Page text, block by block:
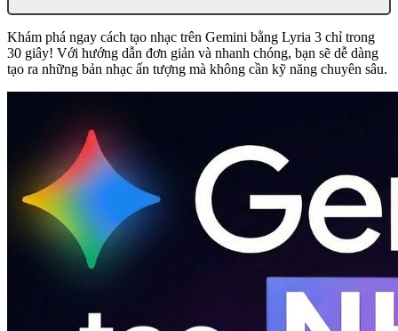
Khám phá ngay cách tạo nhạc trên Gemini bằng Lyria 3 chỉ trong
30 giây! Với hướng dẫn đơn giản và nhanh chóng, bạn sẽ dễ dàng
tạo ra những bản nhạc ấn tượng mà không cần kỹ năng chuyên sâu.